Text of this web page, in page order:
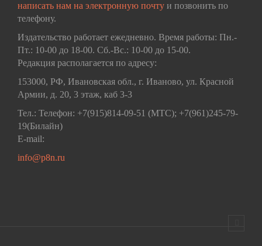
написать нам на электронную почту и позвонить по
телефону.
Издательство работает ежедневно. Время работы: Пн.-
Пт.: 10-00 до 18-00. Сб.-Вс.: 10-00 до 15-00.
Редакция располагается по адресу:
153000, РФ, Ивановская обл., г. Иваново, ул. Красной
Армии, д. 20, 3 этаж, каб 3-3
Тел.: Телефон: +7(915)814-09-51 (МТС); +7(961)245-79-
19(Билайн)
E-mail:
info@p8n.ru